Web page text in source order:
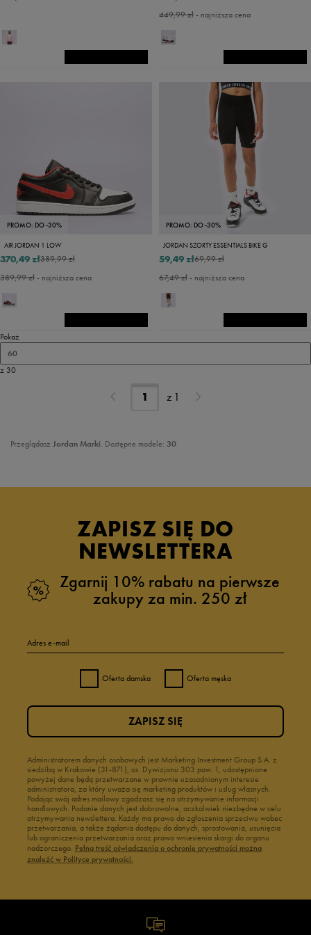
449,99 zł- najniższa cena
PROMO: DO -30%
AIR JORDAN 1 LOW
389,99 zł
370,49 zł
389,99 zł- najniższa cena
PROMO: DO -30%
JORDAN SZORTY ESSENTIALS BIKE G
69,99 zł
59,49 zł
67,49 zł- najniższa cena
Pokaż
60
z 30
z 1
Przeglądasz Jordan Marki. Dostępne modele: 30
ZAPISZ SIĘ DO
NEWSLETTERA
Zgarnij 10% rabatu na pierwsze
zakupy za min. 250 zł
Adres e-mail
Oferta damska Oferta męska
Administratorem danych osobowych jest Marketing Investment Group S.A. z
siedzibą w Krakowie (31-871), os. Dywizjonu 303 paw. 1, udostępnione
powyżej dane będą przetwarzane w prawnie uzasadnionym interesie
administratora, za który uważa się marketing produktów i usług własnych.
Podając swój adres mailowy zgadzasz się na otrzymywanie informacji
handlowych. Podanie danych jest dobrowolne, aczkolwiek niezbędne w celu
otrzymywania newslettera. Każdy ma prawo do zgłoszenia sprzeciwu wobec
przetwarzania, a także żądania dostępu do danych, sprostowania, usunięcia
lub ograniczenia przetwarzania oraz prawo wniesienia skargi do organu
nadzorczego. Pełną treść oświadczenia o ochronie prywatności można
znaleźć w Polityce prywatności.
ZAPISZ SIĘ